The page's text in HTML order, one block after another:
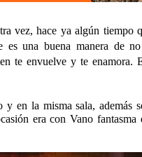
vez, hace ya algún tiempo
es una buena manera de
te envuelve y te enamora.
y en la misma sala, además
era con Vano